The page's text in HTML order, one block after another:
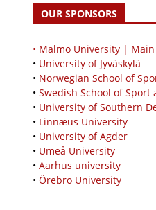
OUR SPONSORS
• Malmö University |
• University of Jyväskylä
• Norwegian School of
• Swedish School of Sport
• University of Southern
• Linnæus University
• University of Agder
• Umeå University
• Aarhus university
• Örebro University